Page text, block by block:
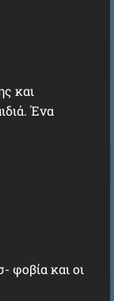
και
Ένα
φοβία και οι